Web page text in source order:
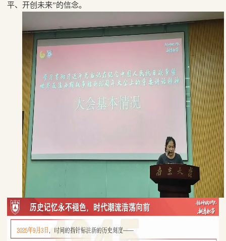
平、开创未来”的信念。